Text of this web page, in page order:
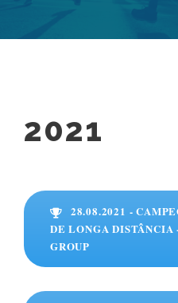
2021
28.08.2021 -
DE LONGA DISTÂNCIA
GROUP